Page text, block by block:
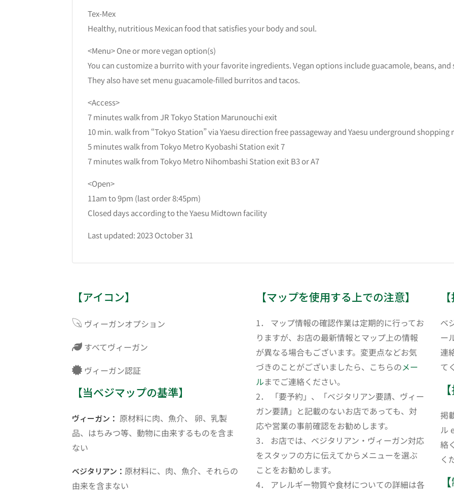
Tex-Mex
Healthy, nutritious Mexican food that satisfies your body and soul.
<Menu> One or more vegan option(s)
You can customize a burrito with your favorite ingredients. Vegan options include guacamole, beans, and
They also have set menu guacamole-filled burritos and tacos.
<Access>
7 minutes walk from JR Tokyo Station Marunouchi exit
10 min. walk from “Tokyo Station” via Yaesu direction free passageway and Yaesu underground shopping
5 minutes walk from Tokyo Metro Kyobashi Station exit 7
7 minutes walk from Tokyo Metro Nihombashi Station exit B3 or A7
<Open>
11am to 9pm (last order 8:45pm)
Closed days according to the Yaesu Midtown facility
Last updated: 2023 October 31
【アイコン】
ヴィーガンオプション
すべてヴィーガン
ヴィーガン認証
【当ベジマップの基準】
ヴィーガン： 原材料に肉、魚介、 卵、乳製
品、はちみつ等、動物に由来するものを含ま
ない
ベジタリアン： 原材料に、肉、魚介、それらの
由来を含まない
【マップを使用する上での注意】
1． マップ情報の確認作業は定期的に行ってお
りますが、お店の最新情報とマップ上の情報
が異なる場合もございます。変更点などお気
づきのことがございましたら、こちらのメー
ルまでご連絡ください。
2． 「要予約」、「ベジタリアン要請、ヴィー
ガン要請」と記載のないお店であっても、対
応や営業の事前確認をお勧めします。
3． お店では、ベジタリアン・ヴィーガン対応
をスタッフの方に伝えてからメニューを選ぶ
ことをお勧めします。
4． アレルギー物質や食材についての詳細は各
ベ
ー
連
て
掲
ル
絡
く